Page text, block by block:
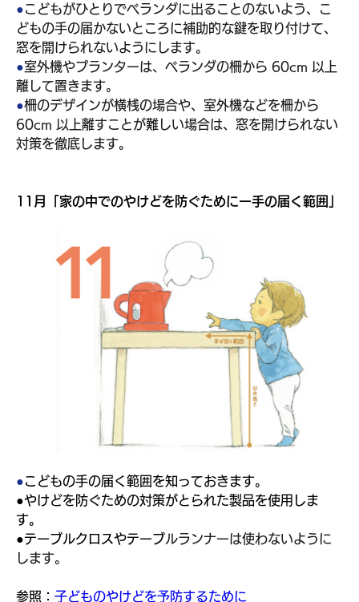
●こどもがひとりでベランダに出ることのないよう、こ
どもの手の届かないところに補助的な鍵を取り付けて、
窓を開けられないようにします。
●室外機やプランターは、ベランダの柵から 60cm 以上
離して置きます。
●柵のデザインが横桟の場合や、室外機などを柵から
60cm 以上離すことが難しい場合は、窓を開けられない
対策を徹底します。
11月「家の中でのやけどを防ぐためにー手の届く範囲」
●こどもの手の届く範囲を知っておきます。
●やけどを防ぐための対策がとられた製品を使用しま
す。
●テーブルクロスやテーブルランナーは使わないように
します。
参照： 子どものやけどを予防するために